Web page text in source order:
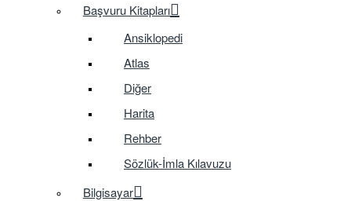
Başvuru Kitapları
Ansiklopedi
Atlas
Diğer
Harita
Rehber
Sözlük-İmla Kılavuzu
Bilgisayar